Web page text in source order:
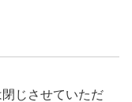
じさせていただ